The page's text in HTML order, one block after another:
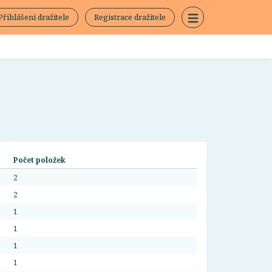
dražitele Registrace dražitele
Počet položek
2
2
1
1
1
1